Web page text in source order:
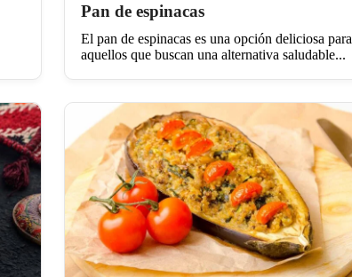
Pan de espinacas
El pan de espinacas es una opción deliciosa para
aquellos que buscan una alternativa saludable...